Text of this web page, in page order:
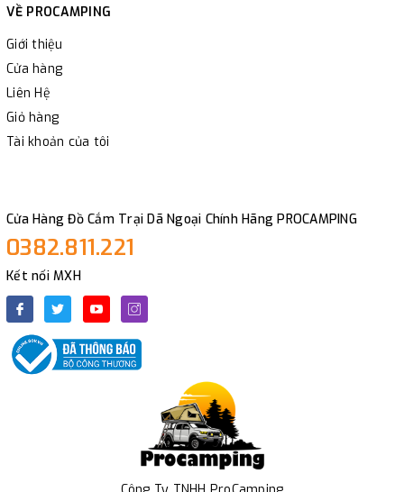
VỀ PROCAMPING
Giới thiệu
Cửa hàng
Liên Hệ
Giỏ hàng
Tài khoản của tôi
Cửa Hàng Đồ Cắm Trại Dã Ngoại Chính Hãng PROCAMPING
0382.811.221
Kết nối MXH